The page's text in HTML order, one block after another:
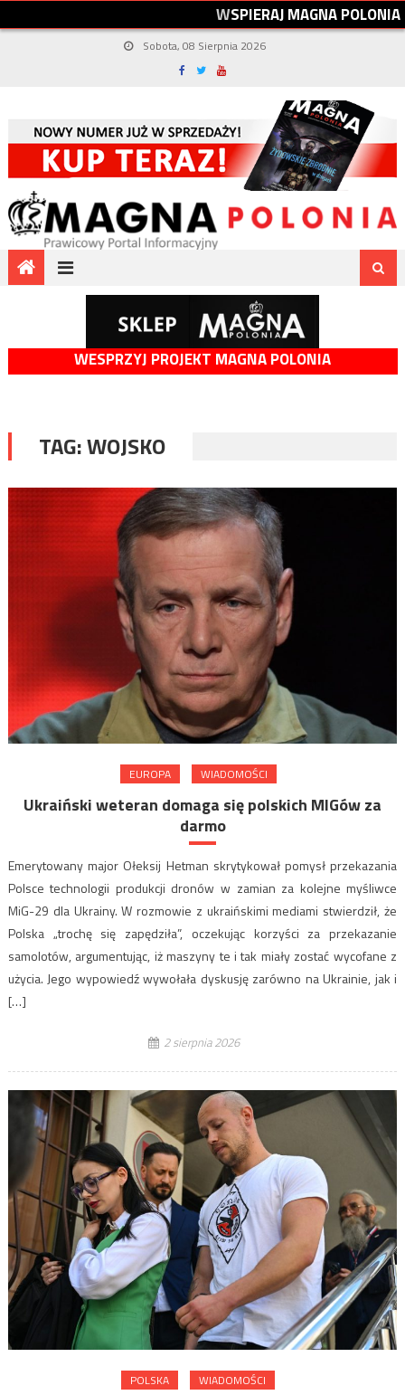
WSPIERAJMAGNAPOLONIA
Sobota, 08 Sierpnia 2026
WESPRZYJ PROJEKT MAGNA POLONIA
TAG:WOJSKO
EUROPA WIADOMOŚCI
Ukraiński weteran domaga się polskich MIGów za
darmo
Emerytowany major Ołeksij Hetman skrytykował pomysł przekazania
Polsce technologii produkcji dronów w zamian za kolejne myśliwce
MiG-29 dla Ukrainy. W rozmowie z ukraińskimi mediami stwierdził, że
Polska „trochę się zapędziła”, oczekując korzyści za przekazanie
samolotów, argumentując, iż maszyny te i tak miały zostać wycofane z
użycia. Jego wypowiedź wywołała dyskusję zarówno na Ukrainie, jak i
[…]
2 sierpnia 2026
POLSKA WIADOMOŚCI